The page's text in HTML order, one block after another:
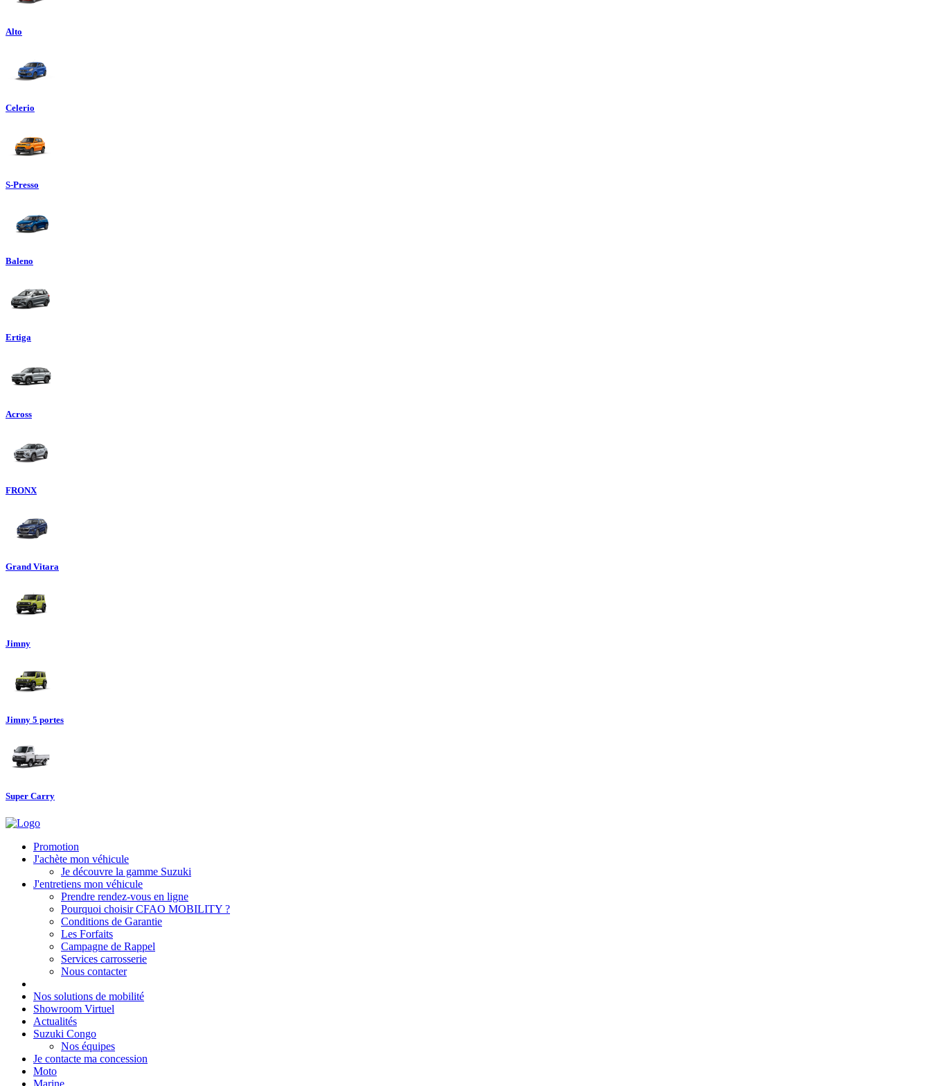
Alto
Celerio
S-Presso
Baleno
Ertiga
Across
FRONX
Grand Vitara
Jimny
Jimny 5 portes
Super Carry
Promotion
J'achète mon véhicule
Je découvre la gamme Suzuki
J'entretiens mon véhicule
Prendre rendez-vous en ligne
Pourquoi choisir CFAO MOBILITY ?
Conditions de Garantie
Les Forfaits
Campagne de Rappel
Services carrosserie
Nous contacter
Nos solutions de mobilité
Showroom Virtuel
Actualités
Suzuki Congo
Nos équipes
Je contacte ma concession
Moto